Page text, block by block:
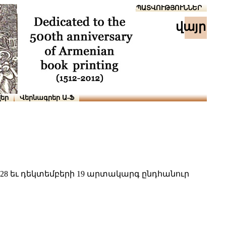
ՆԱԽԱՊԱՏՎՈՒԹՅՈՒՆՆԵՐ
վայր
Վերնագրեր Ա-Ֆ
եւ դեկտեմբերի 19 արտակարգ ընդհանուր